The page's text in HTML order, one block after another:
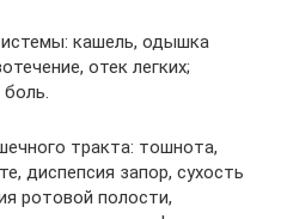
кашель, одышка
отек легких;
тракта: тошнота,
диспепсия запор, сухость
ротовой полости,